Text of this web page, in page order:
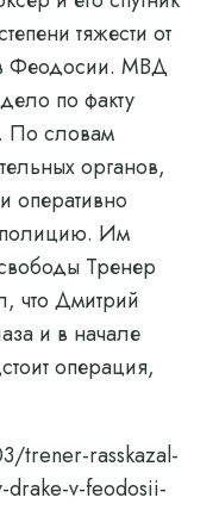
тяжести от
Феодосии. МВД
по факту
По словам
органов,
оперативно
полицию. Им
Тренер
что Дмитрий
и в начале
операция,
trener-rasskazal-
drake-v-feodosii-